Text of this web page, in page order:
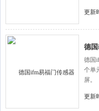
更新
德
德国
个单
屏。
更新